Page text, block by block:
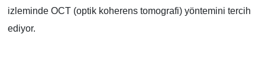
izleminde OCT (optik koherens tomografi) yöntemini tercih
ediyor.